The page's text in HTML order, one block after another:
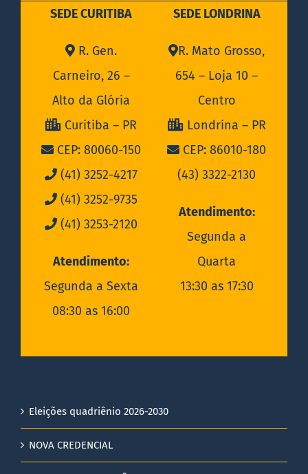
SEDE CURITIBA
R. Gen.
Carneiro, 26 –
Alto da Glória
Curitiba – PR
CEP: 80060-150
(41) 3252-4217
(41) 3252-9735
(41) 3253-2120
Atendimento:
Segunda a Sexta
08:30 as 16:00
SEDE LONDRINA
R. Mato Grosso,
654 – Loja 10 –
Centro
Londrina – PR
CEP: 86010-180
(43) 3322-2130
Atendimento:
Segunda a
Quarta
13:30 as 17:30
Eleições quadriênio 2026-2030
NOVA CREDENCIAL